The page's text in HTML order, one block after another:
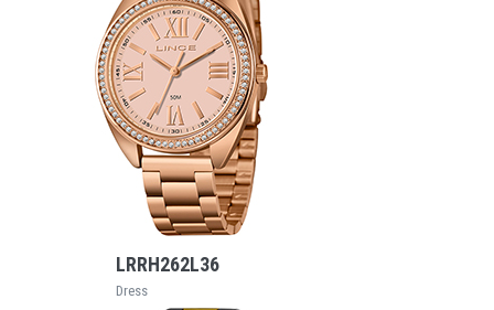
VEJA MAIS
LRRH262L36
Dress